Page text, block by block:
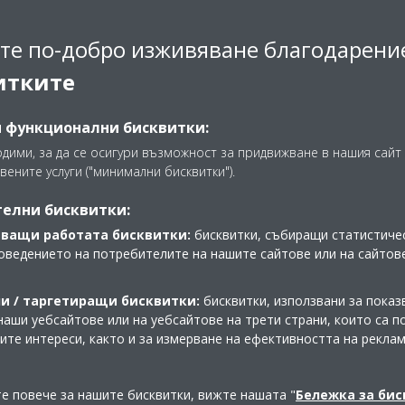
Хаас, Директор Продажби на DAIKIN в Молдова, връчи на г-
чек за сумата от
по-добро изживяване
функционални бисквитки:
за да се осигури възможност за придвижване в нашия сайт
услуги ("минимални бисквитки").
бисквитки:
работата бисквитки: бисквитки, събиращи
на потребителите на нашите сайтове или на
/ таргетиращи бисквитки: бисквитки, използвани за
уебсайтове или на уебсайтове на трети страни, които са
интереси, както и за измерване на ефективността на
повече за нашите бисквитки, вижте нашата "Бележка за